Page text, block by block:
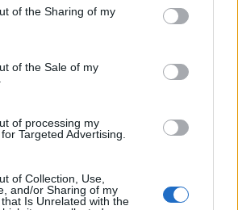
or usage behaviour. You may click to
to Google and its third-party tags to
specified purposes in below Google
of the Sharing of my
of the Sale of my
of processing my
Targeted Advertising.
of Collection, Use,
and/or Sharing of my
Is Unrelated with the
στην υπογραφή συμφωνίας
διασύνδεση Ελλάδας –
ψήφος εμπιστοσύνης» η
Meridiam στην GSI
Οι πρώτες εικόνες από την
του αεροσκάφους που θα
τη νύχτα στα μέτωπα της